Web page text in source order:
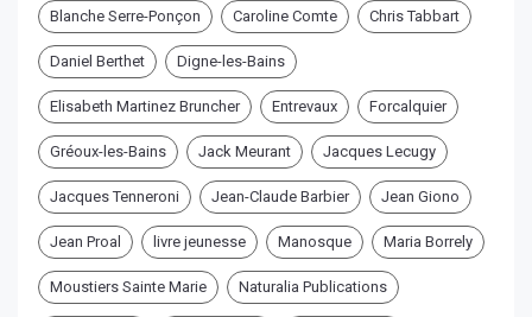
Blanche Serre-Ponçon Caroline Comte Chris Tabbart
Daniel Berthet Digne-les-Bains
Elisabeth Martinez Bruncher Entrevaux Forcalquier
Gréoux-les-Bains Jack Meurant Jacques Lecugy
Jacques Tenneroni Jean-Claude Barbier Jean Giono
Jean Proal livre jeunesse Manosque Maria Borrely
Moustiers Sainte Marie Naturalia Publications